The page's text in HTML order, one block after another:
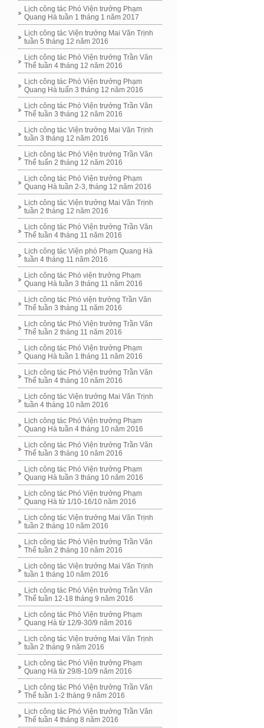
Lịch công tác Phó Viện trưởng Phạm
Quang Hà tuần 1 tháng 1 năm 2017
Lịch công tác Viện trưởng Mai Văn Trịnh
tuần 5 tháng 12 năm 2016
Lịch công tác Phó Viện trưởng Trần Văn
Thể tuần 4 tháng 12 năm 2016
Lịch công tác Phó Viện trưởng Phạm
Quang Hà tuấn 3 tháng 12 năm 2016
Lịch công tác Phó Viện trưởng Trần Văn
Thể tuần 3 tháng 12 năm 2016
Lịch công tác Viện trưởng Mai Văn Trịnh
tuần 3 tháng 12 năm 2016
Lịch công tác Phó Viện trưởng Trần Văn
Thể tuấn 2 tháng 12 năm 2016
Lịch công tác Phó Viện trưởng Phạm
Quang Hà tuần 2-3, tháng 12 năm 2016
Lịch công tác Viện trưởng Mai Văn Trịnh
tuần 2 tháng 12 năm 2016
Lịch công tác Phó Viện trưởng Trần Văn
Thể tuần 4 tháng 11 năm 2016
Lịch công tác Viện phó Phạm Quang Hà
tuần 4 tháng 11 năm 2016
Lịch công tác Phó viện trưởng Phạm
Quang Hà tuần 3 tháng 11 năm 2016
Lịch công tác Phó viện trưởng Trần Văn
Thể tuần 3 tháng 11 năm 2016
Lịch công tác Phó Viện trưởng Trần Văn
Thể tuần 2 tháng 11 năm 2016
Lịch công tác Phó Viện trưởng Phạm
Quang Hà tuần 1 tháng 11 năm 2016
Lịch công tác Phó Viện trưởng Trần Văn
Thể tuần 4 tháng 10 năm 2016
Lịch công tác Viện trưởng Mai Văn Trịnh
tuần 4 tháng 10 năm 2016
Lịch công tác Phó Viện trưởng Phạm
Quang Hà tuần 4 tháng 10 năm 2016
Lịch công tác Phó Viện trưởng Trần Văn
Thể tuần 3 tháng 10 năm 2016
Lịch công tác Phó Viện trưởng Phạm
Quang Hà tuần 3 tháng 10 năm 2016
Lịch công tác Phó Viện trưởng Phạm
Quang Hà từ 1/10-16/10 năm 2016
Lịch công tác Viện trưởng Mai Văn Trịnh
tuần 2 tháng 10 năm 2016
Lịch công tác Phó Viện trưởng Trần Văn
Thể tuần 2 tháng 10 năm 2016
Lịch công tác Viện trưởng Mai Văn Trịnh
tuần 1 tháng 10 năm 2016
Lịch công tác Phó Viện trưởng Trần Văn
Thể tuần 12-18 tháng 9 năm 2016
Lịch công tác Phó Viện trưởng Phạm
Quang Hà từ 12/9-30/9 năm 2016
Lịch công tác Viện trưởng Mai Văn Trịnh
tuần 2 tháng 9 năm 2016
Lịch công tác Phó Viện trưởng Phạm
Quang Hà từ 29/8-10/9 năm 2016
Lịch công tác Phó Viện trưởng Trần Văn
Thể tuần 1-2 tháng 9 năm 2016
Lịch công tác Phó Viện trưởng Trần Văn
Thể tuần 4 tháng 8 năm 2016